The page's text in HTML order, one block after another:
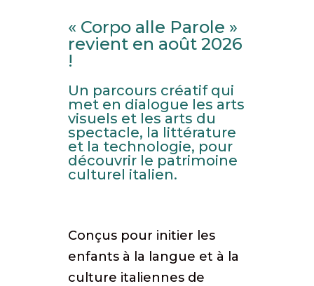
« Corpo alle Parole »
revient en août 2026
!
Un parcours créatif qui
met en dialogue les arts
visuels et les arts du
spectacle, la littérature
et la technologie, pour
découvrir le patrimoine
culturel italien.
Conçus pour initier les
enfants à la langue et à la
culture italiennes de